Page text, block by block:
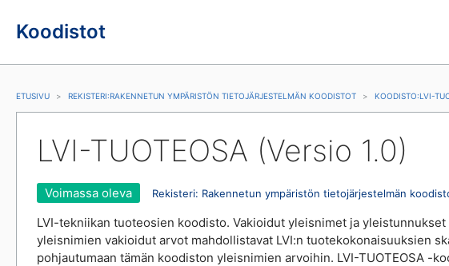
Koodistot
ETUSIVU REKISTERI:RAKENNETUN YMPÄRISTÖN TIETOJÄRJESTELMÄN KOODISTOT KOODISTO:LVI-
LVI-TUOTEOSA (Versio 1.0)
Voimassa oleva Rekisteri: Rakennetun ympäristön tietojärjestelmän
LVI-tekniikan tuoteosien koodisto. Vakioidut yleisnimet ja
yleisnimien vakioidut arvot mahdollistavat LVI:n tuotekokonaisuuksien
pohjautumaan tämän koodiston yleisnimien arvoihin. LVI-TUOTEOSA